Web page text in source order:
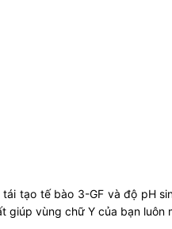
tạo tế bào 3-GF và độ pH
vùng chữ Y của bạn luôn